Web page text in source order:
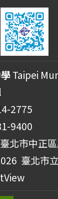
Taipei
2775
9400
北市中正
臺北市